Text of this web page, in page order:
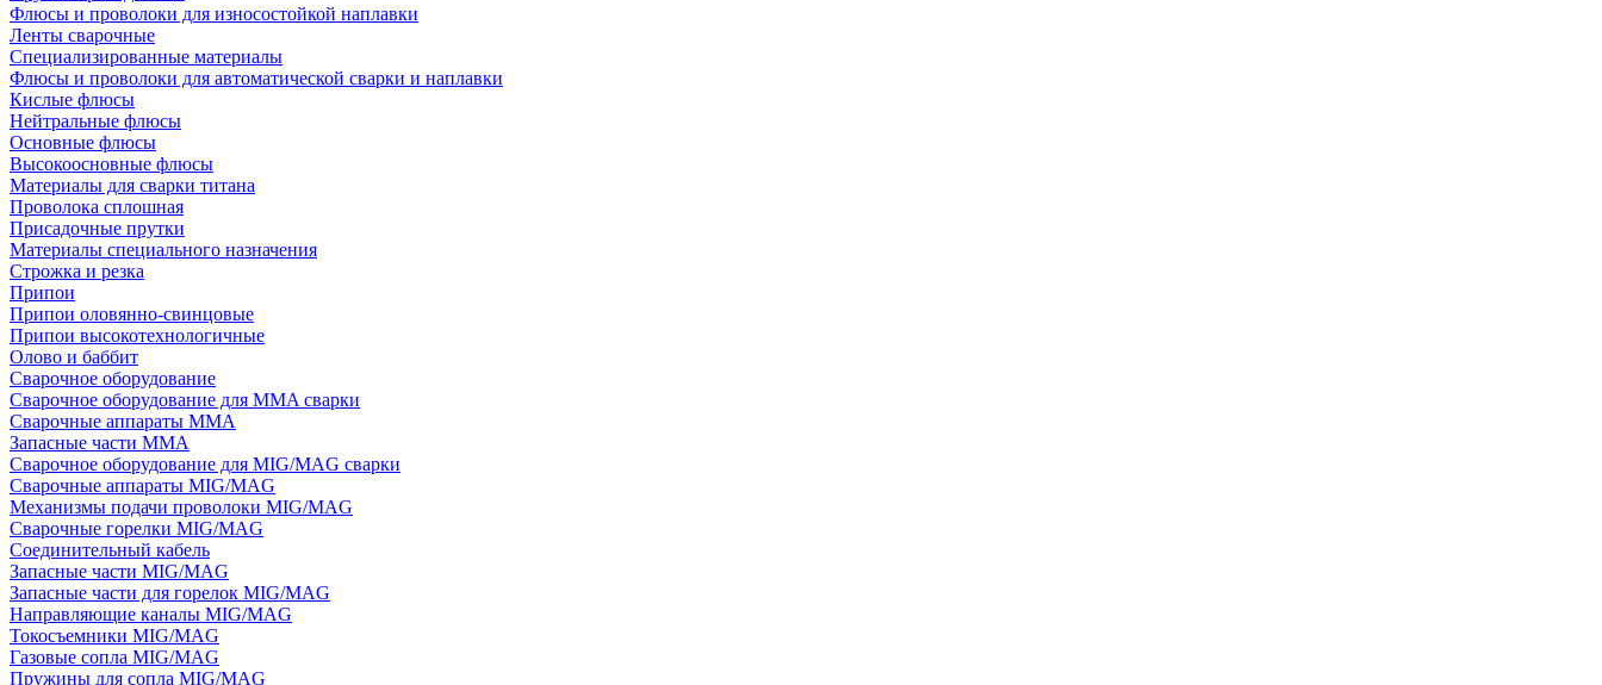
Флюсы и проволоки для износостойкой наплавки
Ленты сварочные
Специализированные материалы
Флюсы и проволоки для автоматической сварки и наплавки
Кислые флюсы
Нейтральные флюсы
Основные флюсы
Высокоосновные флюсы
Материалы для сварки титана
Проволока сплошная
Присадочные прутки
Материалы специального назначения
Строжка и резка
Припои
Припои оловянно-свинцовые
Припои высокотехнологичные
Олово и баббит
Сварочное оборудование
Сварочное оборудование для MMA сварки
Сварочные аппараты MMA
Запасные части MMA
Сварочное оборудование для MIG/MAG сварки
Сварочные аппараты MIG/MAG
Механизмы подачи проволоки MIG/MAG
Сварочные горелки MIG/MAG
Соединительный кабель
Запасные части MIG/MAG
Запасные части для горелок MIG/MAG
Направляющие каналы MIG/MAG
Токосъемники MIG/MAG
Газовые сопла MIG/MAG
Пружины для сопла MIG/MAG